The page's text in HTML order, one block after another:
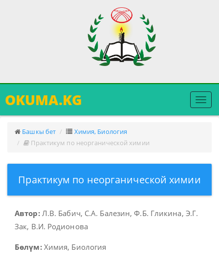
OKUMA.KG
Башкы бет
Химия, Биология
Практикум по неорганической химии
Практикум по неорганической химии
Автор:Л.В. Бабич, С.А. Балезин, Ф.Б. Гликина, Э.Г.
Зак, В.И. Родионова
Бөлүм:Химия, Биология